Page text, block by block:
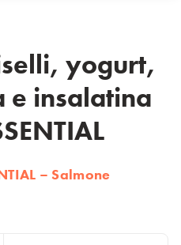
yogurt,
e insalatina
– Salmone